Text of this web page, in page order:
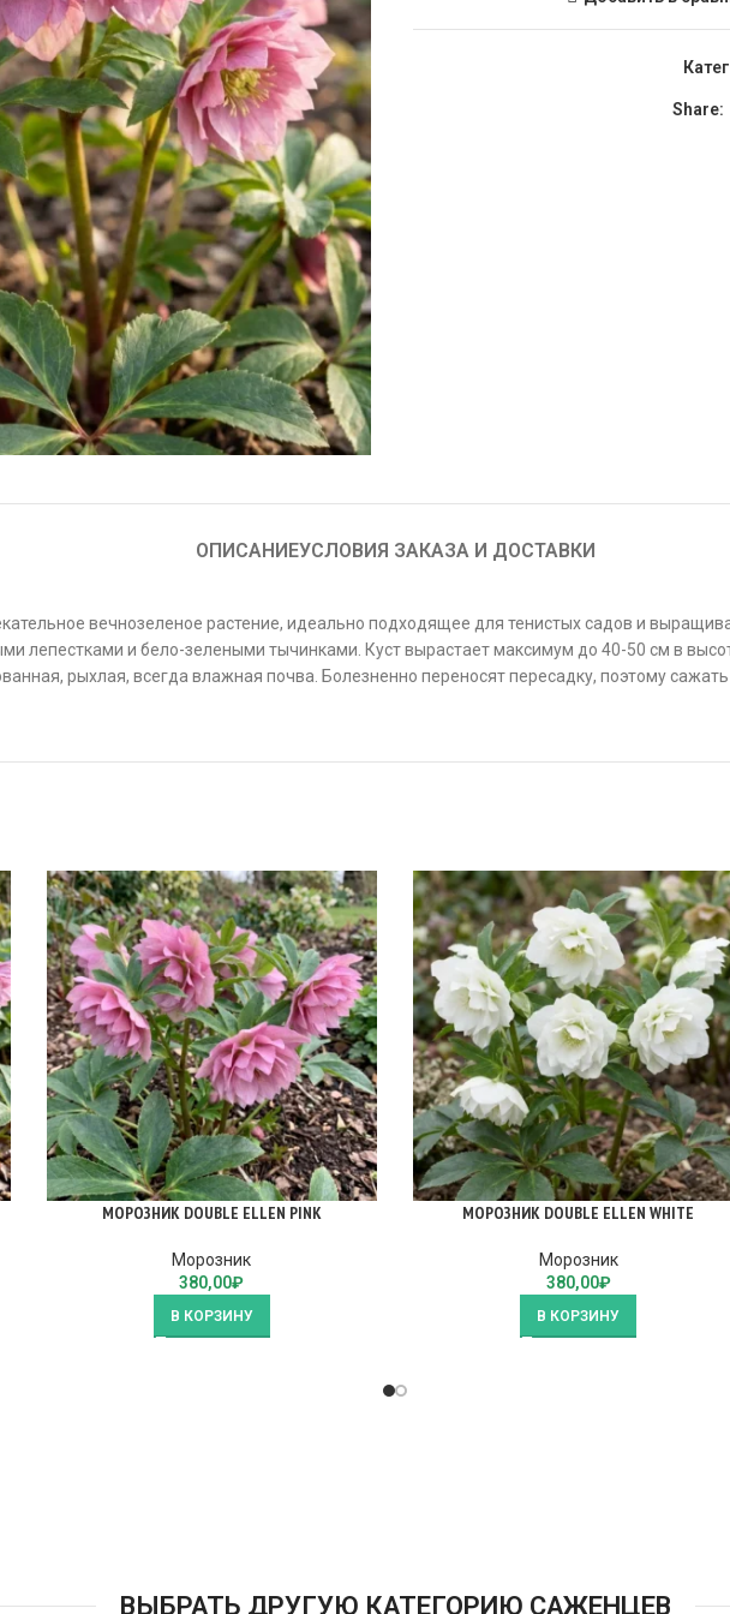
Share:
ОПИСАНИЕУСЛОВИЯ ЗАКАЗА И ДОСТАВКИ
вечнозеленое растение, идеально подходящее для тенистых садов и
лепестками и бело-зелеными тычинками. Куст вырастает максимум до 40-50 см в
рыхлая, всегда влажная почва. Болезненно переносят пересадку, поэтому
МОРОЗНИК DOUBLE ELLEN PINK
Морозник
380,00₽
В КОРЗИНУ
МОРОЗНИК DOUBLE ELLEN WHITE
Морозник
380,00₽
В КОРЗИНУ
ВЫБРАТЬ ДРУГУЮ КАТЕГОРИЮ САЖЕНЦЕВ